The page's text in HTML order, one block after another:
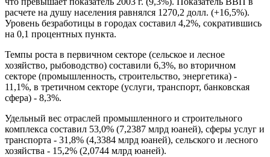
расчете на душу населения равнялся 1270,2 долл. (+16,5%).
Уровень безработицы в городах составил 4,2%, сократившись
на 0,1 процентных пункта.
Темпы роста в первичном секторе (сельское и лесное
хозяйство, рыбоводство) составили 6,3%, во вторичном
секторе (промышленность, строительство, энергетика) -
11,1%, в третичном секторе (услуги, транспорт, банковская
сфера) - 8,3%.
Удельный вес отраслей промышленного и строительного
комплекса составил 53,0% (7,2387 млрд юаней), сферы услуг и
транспорта - 31,8% (4,3384 млрд юаней), сельского и лесного
хозяйства - 15,2% (2,0744 млрд юаней).